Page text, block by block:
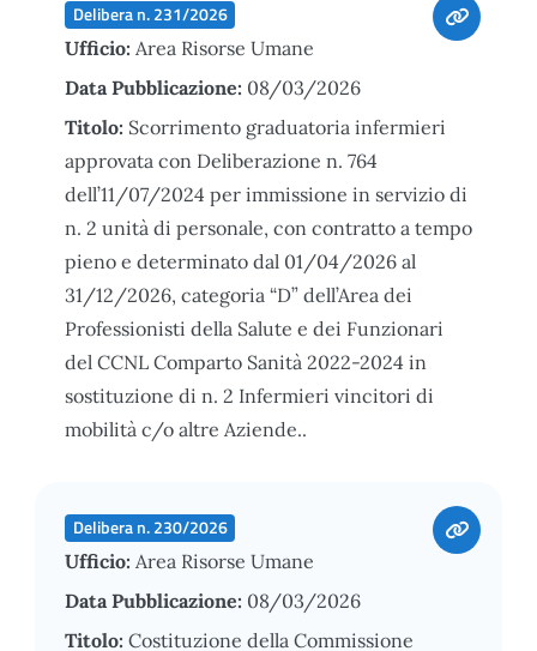
Delibera n. 231/2026
Ufficio: Area Risorse Umane
Data Pubblicazione: 08/03/2026
Titolo: Scorrimento graduatoria infermieri
approvata con Deliberazione n. 764
dell’11/07/2024 per immissione in servizio di
n. 2 unità di personale, con contratto a tempo
pieno e determinato dal 01/04/2026 al
31/12/2026, categoria “D” dell’Area dei
Professionisti della Salute e dei Funzionari
del CCNL Comparto Sanità 2022-2024 in
sostituzione di n. 2 Infermieri vincitori di
mobilità c/o altre Aziende..
Delibera n. 230/2026
Ufficio: Area Risorse Umane
Data Pubblicazione: 08/03/2026
Titolo: Costituzione della Commissione